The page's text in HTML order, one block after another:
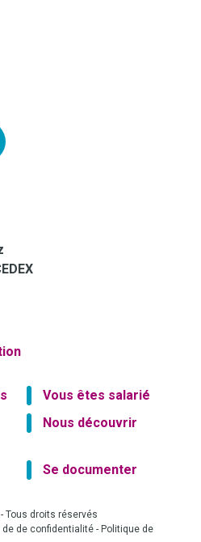
Vous êtes salarié
Nous découvrir
Se documenter
Tous droits réservés
de de confidentialité - Politique de